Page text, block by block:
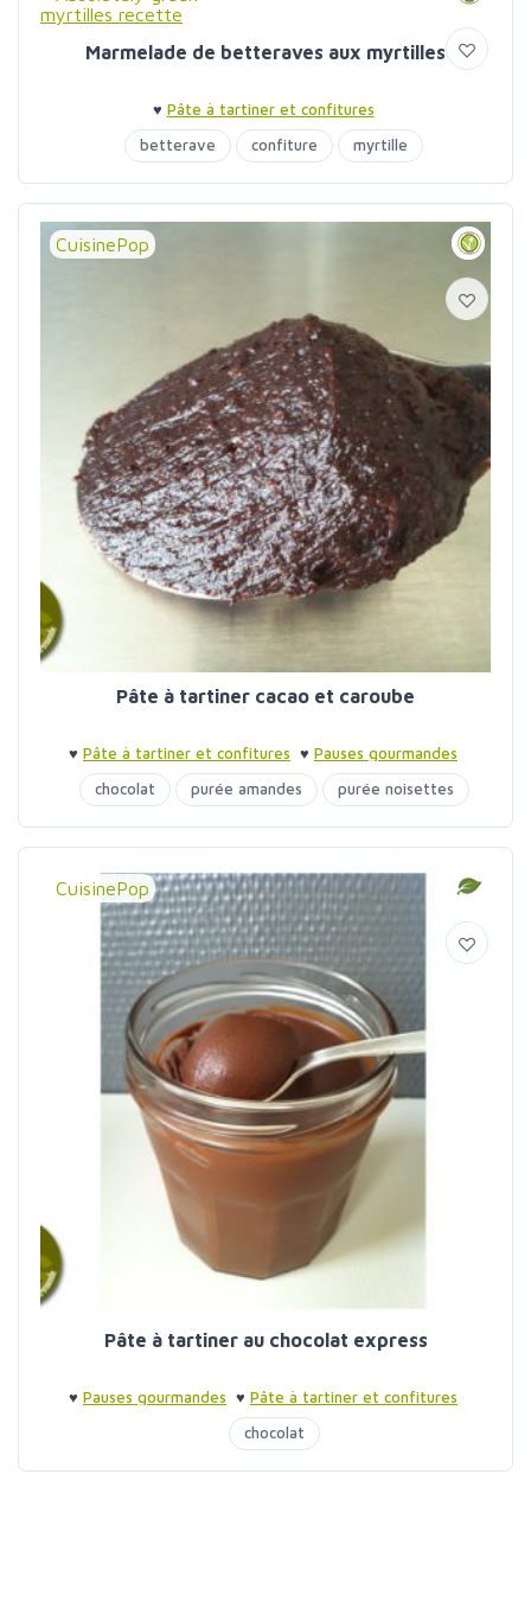
Marmelade de betteraves aux myrtilles
♥ Pâte à tartiner et confitures
betterave
confiture myrtille
CuisinePop
Pâte à tartiner cacao et caroube
♥ Pâte à tartiner et confitures ♥ Pauses gourmandes
chocolat
purée amandes purée noisettes
sirop d'agave
CuisinePop
Pâte à tartiner au chocolat express
♥ Pauses gourmandes ♥ Pâte à tartiner et confitures
chocolat